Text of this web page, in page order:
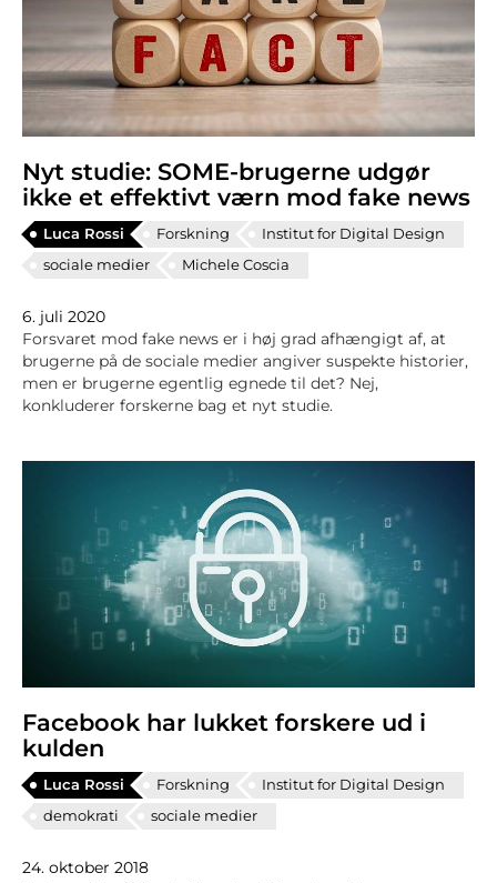
Nyt studie: SOME-brugerne udgør
ikke et effektivt værn mod fake news
Luca Rossi Forskning
Institut for Digital Design
sociale medier
Michele Coscia
6. juli 2020
Forsvaret mod fake news er i høj grad afhængigt af, at
brugerne på de sociale medier angiver suspekte historier,
men er brugerne egentlig egnede til det? Nej,
konkluderer forskerne bag et nyt studie.
Facebook har lukket forskere ud i
kulden
Luca Rossi Forskning
Institut for Digital Design
demokrati
sociale medier
24. oktober 2018